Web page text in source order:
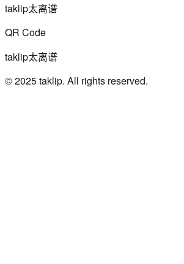
taklip太离谱
QR Code
taklip太离谱
© 2025 taklip. All rights reserved.